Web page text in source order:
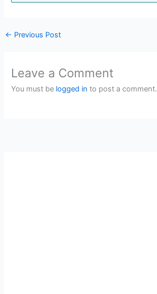
← Previous Post
Leave a Comment
You must be logged in to post a comment.